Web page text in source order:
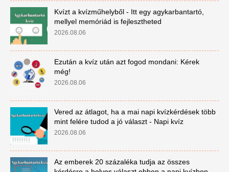
Kvízt a kvízműhelyből - Itt egy agykarbantartó,
mellyel memóriád is fejlesztheted
2026.08.06
Ezután a kvíz után azt fogod mondani: Kérek
még!
2026.08.06
Vered az átlagot, ha a mai napi kvízkérdések több
mint felére tudod a jó választ - Napi kvíz
2026.08.06
Az emberek 20 százaléka tudja az összes